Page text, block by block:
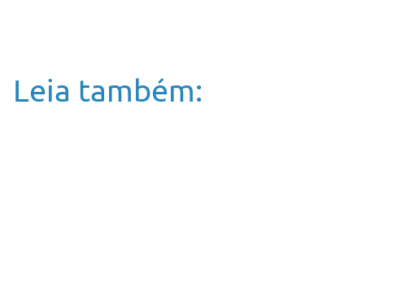
Leia também: